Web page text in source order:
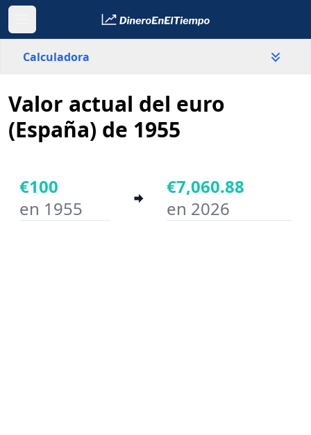
Calculadora
España
País
Año inicial
Valor actual del euro
(España) de 1955
€100
en 1955
€7,060.88
en 2026